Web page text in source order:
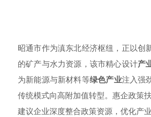
昭通市作为滇东北经济枢纽，正以创
的矿产与水力资源，该市精心设计产
为新能源与新材料等绿色产业注入强
传统模式向高附加值转型。惠企政策
建议企业深度整合政策资源，优化产